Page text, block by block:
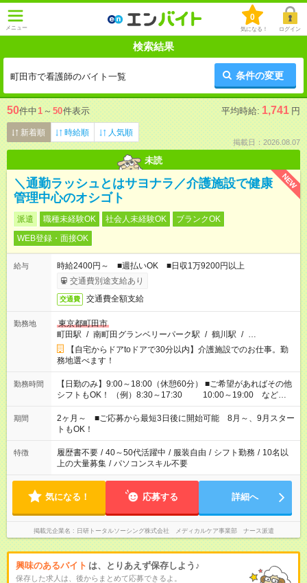
メニュー
0
気になる！ ログイン
検索結果
町田市で看護師のバイト一覧 条件の変更
50件中1 ～ 50件表示 平均時給: 1,741 円
新着順 時給順 人気順
掲載日：2026.08.07
未読
NEW
＼通勤ラッシュとはサヨナラ／介護施設で健康
管理中心のオシゴト
派遣 職種未経験OK 社会人未経験OK
ブランクOK
WEB登録・面接OK
給与
時給2400円～ ■週払いOK ■日収1万9200円以上
交通費別途支給あり
交通費 交通費全額支給
勤務地
東京都町田市
町田駅 / 南町田グランベリーパーク駅 / 鶴川駅 / …
【自宅からドアtoドアで30分以内】介護施設でのお仕事。勤
務地選べます！
勤務時間
【日勤のみ】9:00～18:00（休憩60分） ■ご希望があればその他
シフトもOK！ （例）8:30～17:30 10:00～19:00 など
「家族とお休みを合わせたい」 「余裕を持って夕飯の準備がし
たい」 「できれば残業はしたくない」 など、ご希望があれば教
えてくださいね。 ※Wワーク希望の方へ 今ご覧のお仕事で希望
する勤務時間と、もう1つのお仕事の勤務時間。 合計で週40時
間を超える場合は応募できません
期間
2ヶ月～ ■ご応募から最短3日後に開始可能 8月～、9月スター
トもOK！
特徴 履歴書不要 / 40～50代活躍中 / 服装自由 / シフト勤務 / 10名以
上の大量募集 / パソコンスキル不要
気になる！ 応募する 詳細へ
掲載元企業名 日研トータルソーシング株式会社 メディカルケア事業部 ナース派遣
興味のあるバイト は、とりあえず保存しよう♪
保存した求人は、後からまとめて応募できるよ。